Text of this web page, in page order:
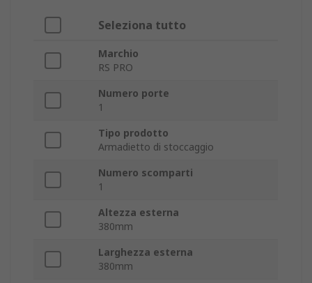
Seleziona tutto
Marchio
RS PRO
Numero porte
1
Tipo prodotto
Armadietto di stoccaggio
Numero scomparti
1
Altezza esterna
380mm
Larghezza esterna
380mm